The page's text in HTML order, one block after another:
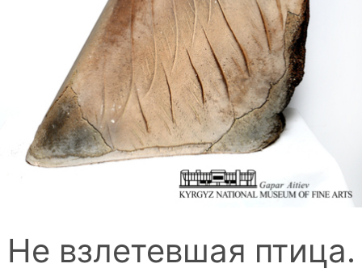
Не взлетевшая птица.